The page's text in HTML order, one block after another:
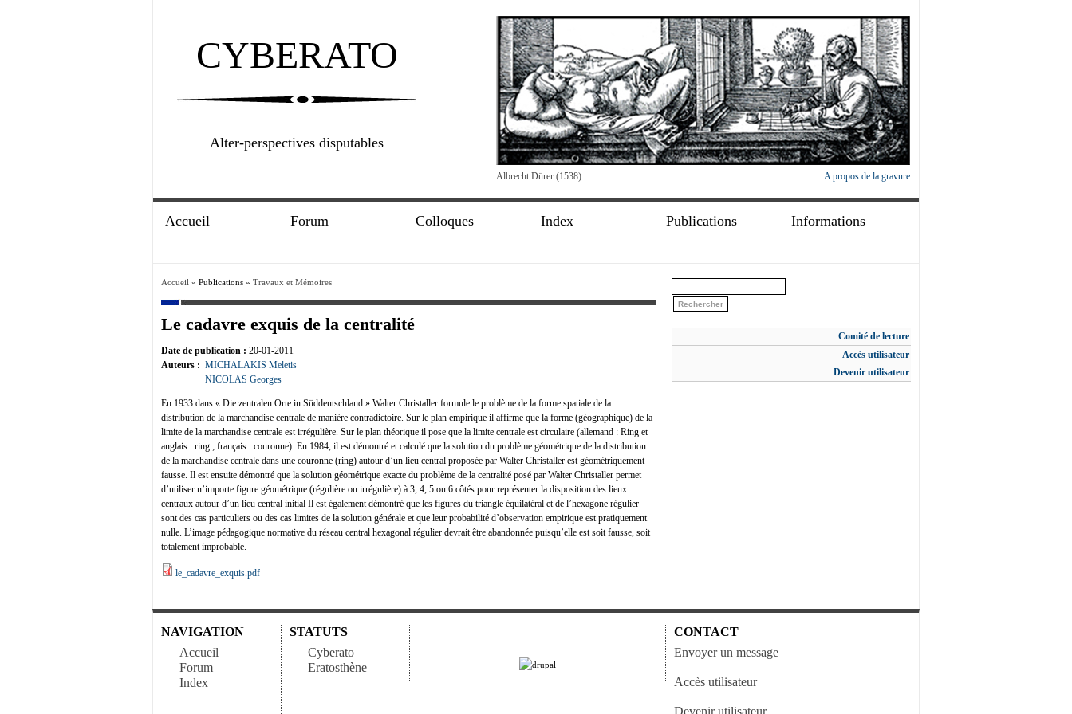
Albrecht Dürer (1538) A propos de la gravure
CYBERATO
Alter-perspectives disputables
Accueil Forum Colloques Index Publications Informations
Accueil » Publications » Travaux et Mémoires
Le cadavre exquis de la centralité
Date de publication : 20-01-2011
Auteurs : MICHALAKIS Meletis
NICOLAS Georges
En 1933 dans « Die zentralen Orte in Süddeutschland » Walter Christaller formule le problème de la forme spatiale de la
distribution de la marchandise centrale de manière contradictoire. Sur le plan empirique il affirme que la forme (géographique) de la
limite de la marchandise centrale est irrégulière. Sur le plan théorique il pose que la limite centrale est circulaire (allemand : Ring et
anglais : ring ; français : couronne). En 1984, il est démontré et calculé que la solution du problème géométrique de la distribution
de la marchandise centrale dans une couronne (ring) autour d’un lieu central proposée par Walter Christaller est géométriquement
fausse. Il est ensuite démontré que la solution géométrique exacte du problème de la centralité posé par Walter Christaller permet
d’utiliser n’importe figure géométrique (régulière ou irrégulière) à 3, 4, 5 ou 6 côtés pour représenter la disposition des lieux
centraux autour d’un lieu central initial Il est également démontré que les figures du triangle équilatéral et de l’hexagone régulier
sont des cas particuliers ou des cas limites de la solution générale et que leur probabilité d’observation empirique est pratiquement
nulle. L’image pédagogique normative du réseau central hexagonal régulier devrait être abandonnée puisqu’elle est soit fausse, soit
totalement improbable.
le_cadavre_exquis.pdf
Comité de lecture
Accès utilisateur
Devenir utilisateur
NAVIGATION
Accueil
Forum
Index
STATUTS
Cyberato
Eratosthène
CONTACT
Envoyer un message
Accès utilisateur